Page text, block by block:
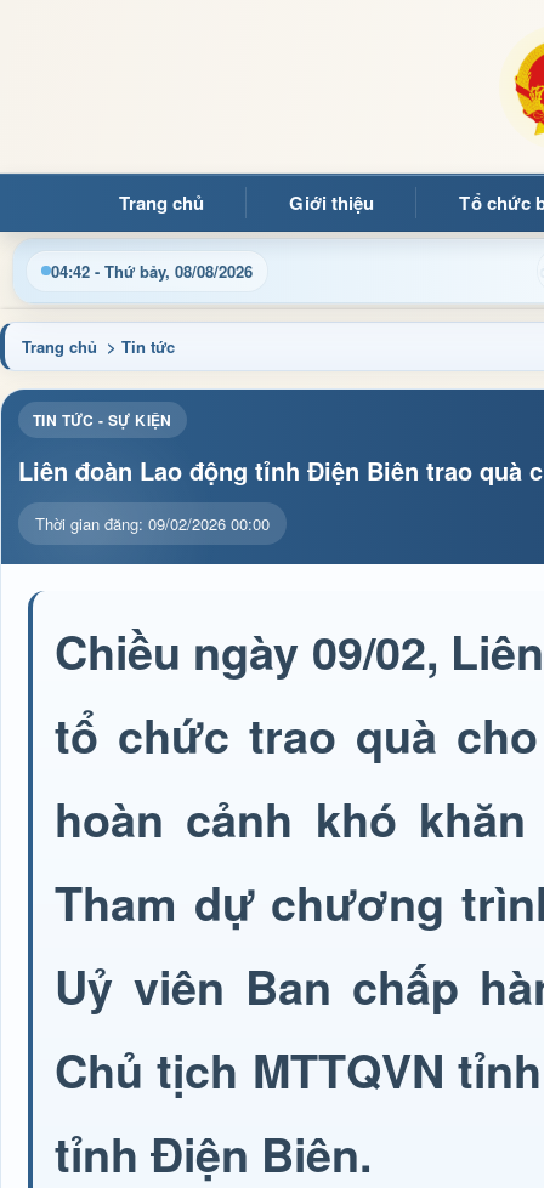
Trang chủ Giới thiệu Tổ chức
04:42 - Thứ bảy, 08/08/2026
thủ tục hành chính và tin tức địa phương nhanh chóng,
Trang chủ > Tin tức
TIN TỨC - SỰ KIỆN
Liên đoàn Lao động tỉnh Điện Biên trao quà
Thời gian đăng: 09/02/2026 00:00
Chiều ngày 09/02,
tổ chức trao quà
hoàn cảnh khó
Tham dự chương
Uỷ viên Ban chấp
Chủ tịch MTTQVN
tỉnh Điện Biên.